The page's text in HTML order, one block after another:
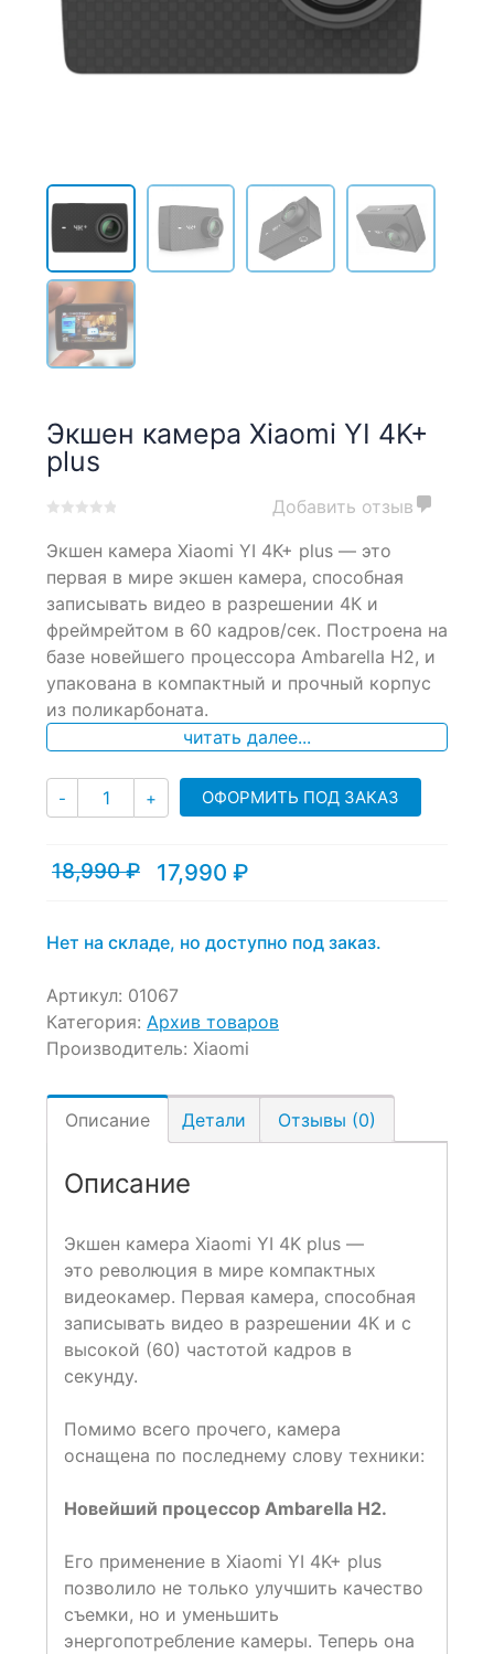
Экшен камера Xiaomi YI 4K+
plus
out
based
on
customer
ratings
Добавить отзыв
Экшен камера Xiaomi YI 4K+ plus — это
первая в мире экшен камера, способная
записывать видео в разрешении 4К и
фреймрейтом в 60 кадров/сек. Построена на
базе новейшего процессора Ambarella H2, и
упакована в компактный и прочный корпус
из поликарбоната.
читать далее...
- Количество
+ ОФОРМИТЬ ПОД ЗАКАЗ
18,990₽
Первоначальная
18,990 ₽.
17,990 ₽
Текущая
Нет на складе, но доступно под заказ.
Артикул: 01067
Категория: Архив товаров
Производитель: Xiaomi
Описание Детали Отзывы (0)
Описание
Экшен камера Xiaomi YI 4K plus —
это революция в мире компактных
видеокамер. Первая камера, способная
записывать видео в разрешении 4К и с
высокой (60) частотой кадров в
секунду.
Помимо всего прочего, камера
оснащена по последнему слову техники:
Новейший процессор Ambarella H2.
Его применение в Xiaomi YI 4K+ plus
позволило не только улучшить качество
съемки, но и уменьшить
энергопотребление камеры. Теперь она